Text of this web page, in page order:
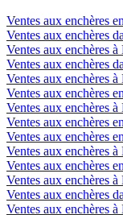
Ventes aux enchères
Ventes aux enchères
Ventes aux enchères
Ventes aux enchères
Ventes aux enchères
Ventes aux enchères
Ventes aux enchères
Ventes aux enchères
Ventes aux enchères
Ventes aux enchères
Ventes aux enchères
Ventes aux enchères
Ventes aux enchères
Ventes aux enchères